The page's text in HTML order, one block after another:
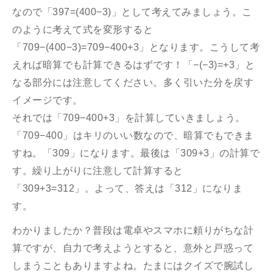
なので「397=(400−3)」として考えてみましょう。こ
のように考えて式を変形すると
「709−(400−3)=709−400+3」となります。こうして考
えれば暗算でも計算できるはずです！「−(−3)=+3」と
なる部分には注意してください。多く引いた分を戻す
イメージです。
それでは「709−400+3」を計算していきましょう。
「709−400」はキリのいい数なので、暗算でもできま
すね。「309」になります。最後は「309+3」の計算で
す。繰り上がりに注意して計算すると
「309+3=312」。よって、答えは「312」になりま
す。
わかりましたか？普段は電卓やスマホに頼りがちな計
算ですが、自力で考えようとすると、意外と戸惑って
しまうこともありますよね。たまにはクイズで腕試し